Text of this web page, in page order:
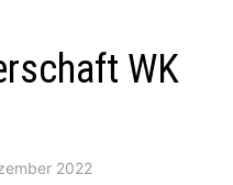
WK
2022